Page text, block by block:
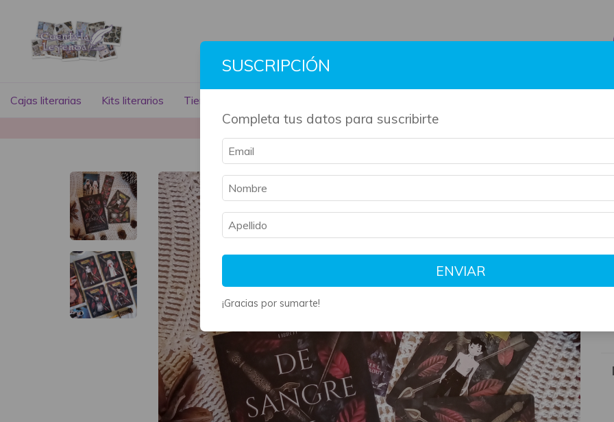
La mayoría de nuestros productos son artesanales y tienen su tiempo de
Cajas literarias Kits literarios Tienda literaria
SUSCRIPCIÓN
Completa tus datos para suscribirte
ENVIAR
¡Gracias por sumarte!